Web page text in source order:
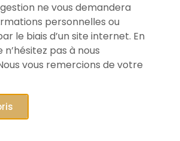
ne vous demandera
personnelles ou
le biais d’un site internet. En
pas à nous
vous remercions de votre